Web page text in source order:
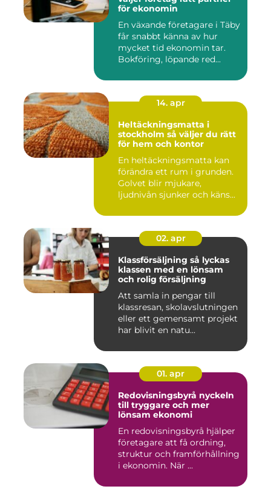
för ekonomin
En växande företagare i Täby
får snabbt känna av hur
mycket tid ekonomin tar.
Bokföring, löpande red...
14. apr
Heltäckningsmatta i
stockholm så väljer du rätt
för hem och kontor
En heltäckningsmatta kan
förändra ett rum i grunden.
Golvet blir mjukare,
ljudnivån sjunker och käns...
02. apr
Klassförsäljning så lyckas
klassen med en lönsam
och rolig försäljning
Att samla in pengar till
klassresan, skolavslutningen
eller ett gemensamt projekt
har blivit en natu...
01. apr
Redovisningsbyrå nyckeln
till tryggare och mer
lönsam ekonomi
En redovisningsbyrå hjälper
företagare att få ordning,
struktur och framförhållning
i ekonomin. När ...